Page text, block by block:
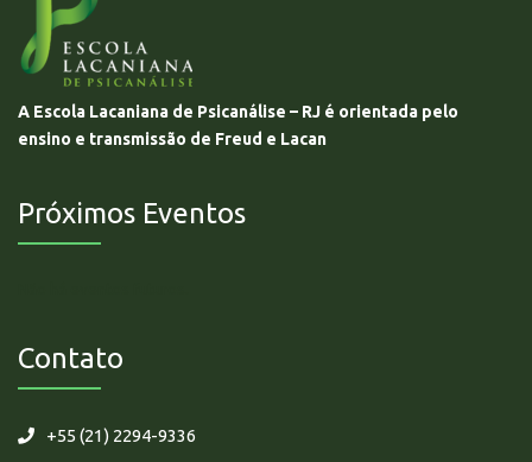
A Escola Lacaniana de Psicanálise – RJ é orientada pelo
ensino e transmissão de Freud e Lacan
Próximos Eventos
Contato
+55 (21) 2294-9336